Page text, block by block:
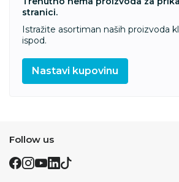
stranici.
Istražite asortiman naših proizvoda
ispod.
Nastavi kupovinu
Follow us